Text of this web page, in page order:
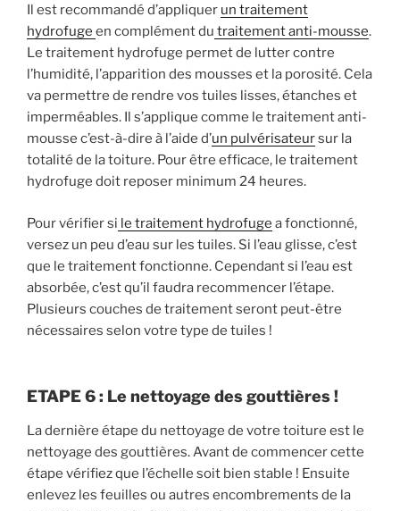
Il est recommandé d’appliquer un traitement
hydrofuge en complément du traitement anti-mousse.
Le traitement hydrofuge permet de lutter contre
l’humidité, l’apparition des mousses et la porosité. Cela
va permettre de rendre vos tuiles lisses, étanches et
imperméables. Il s’applique comme le traitement anti-
mousse c’est-à-dire à l’aide d’un pulvérisateursur la
totalité de la toiture. Pour être efficace, le traitement
hydrofuge doit reposer minimum 24 heures.
Pour vérifier si le traitement hydrofuge a fonctionné,
versez un peu d’eau sur les tuiles. Si l’eau glisse, c’est
que le traitement fonctionne. Cependant si l’eau est
absorbée, c’est qu’il faudra recommencer l’étape.
Plusieurs couches de traitement seront peut-être
nécessaires selon votre type de tuiles !
ETAPE 6 : Le nettoyage des gouttières !
La dernière étape du nettoyage de votre toiture est le
nettoyage des gouttières. Avant de commencer cette
étape vérifiez que l’échelle soit bien stable ! Ensuite
enlevez les feuilles ou autres encombrements de la